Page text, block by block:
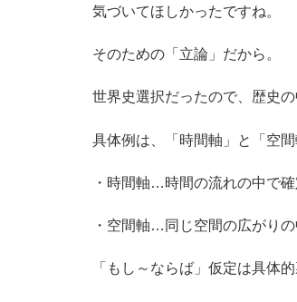
気づいてほしかったですね。
そのための「立論」だから。
世界史選択だったので、歴史
具体例は、「時間軸」と「空間
・時間軸…時間の流れの中で
・空間軸…同じ空間の広がり
「もし～ならば」仮定は具体